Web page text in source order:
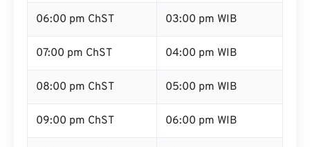
06:00 pm ChST 03:00 pm WIB
07:00 pm ChST 04:00 pm WIB
08:00 pm ChST 05:00 pm WIB
09:00 pm ChST 06:00 pm WIB